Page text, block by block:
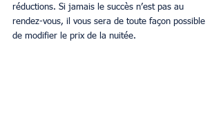
réductions. Si jamais le succès n’est pas au
rendez-vous, il vous sera de toute façon possible
de modifier le prix de la nuitée.